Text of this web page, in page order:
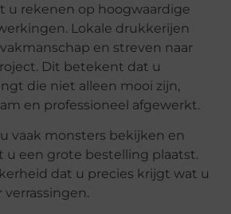
u rekenen op hoogwaardige
Lokale drukkerijen
en streven naar
Dit betekent dat u
die niet alleen mooi zijn,
en professioneel afgewerkt.
vaak monsters bekijken en
u een grote bestelling plaatst.
dat u precies krijgt wat u